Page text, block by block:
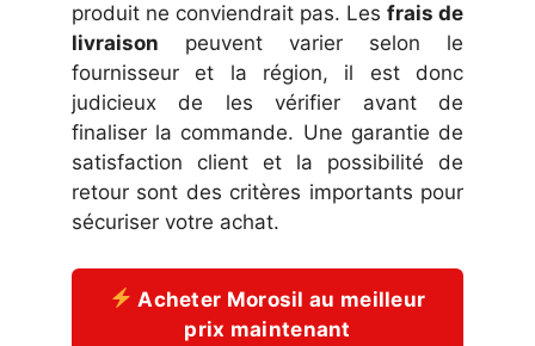
produit ne conviendrait pas. Les frais de
livraison peuvent varier selon le
fournisseur et la région, il est donc
judicieux de les vérifier avant de
finaliser la commande. Une garantie de
satisfaction client et la possibilité de
retour sont des critères importants pour
sécuriser votre achat.
Acheter Morosil au meilleur
prix maintenant